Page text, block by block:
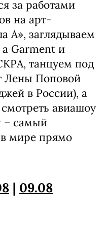
за работами
на арт-
А», заглядываем
Garment и
танцуем под
Лены Поповой
в России), а
авиашоу
– самый
мире прямо
| 09.08